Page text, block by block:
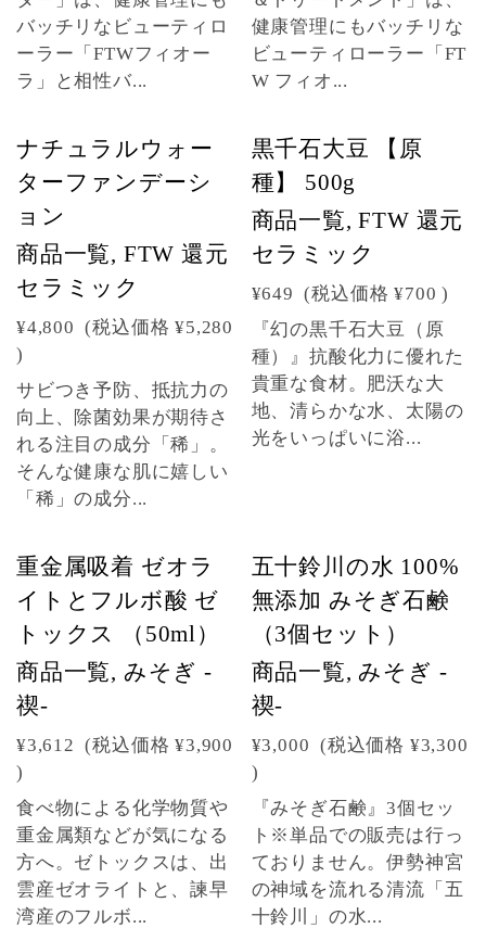
バッチリなビューティロ
ーラー「FTWフィオー
ラ」と相性バ...
健康管理にもバッチリな
ビューティローラー「FT
W フィオ...
ナチュラルウォー
ターファンデーシ
ョン
商品一覧, FTW 還元
セラミック
¥4,800 (税込価格 ¥5,280
)
サビつき予防、抵抗力の
向上、除菌効果が期待さ
れる注目の成分「稀」。
そんな健康な肌に嬉しい
「稀」の成分...
黒千石大豆 【原
種】 500g
商品一覧, FTW 還元
セラミック
¥649 (税込価格 ¥700 )
『幻の黒千石大豆（原
種）』抗酸化力に優れた
貴重な食材。肥沃な大
地、清らかな水、太陽の
光をいっぱいに浴...
重金属吸着 ゼオラ
イトとフルボ酸 ゼ
トックス （50ml）
商品一覧, みそぎ -
禊-
¥3,612 (税込価格 ¥3,900
)
食べ物による化学物質や
重金属類などが気になる
方へ。ゼトックスは、出
雲産ゼオライトと、諫早
湾産のフルボ...
五十鈴川の水 100%
無添加 みそぎ石鹸
（3個セット）
商品一覧, みそぎ -
禊-
¥3,000 (税込価格 ¥3,300
)
『みそぎ石鹸』3個セッ
ト※単品での販売は行っ
ておりません。伊勢神宮
の神域を流れる清流「五
十鈴川」の水...